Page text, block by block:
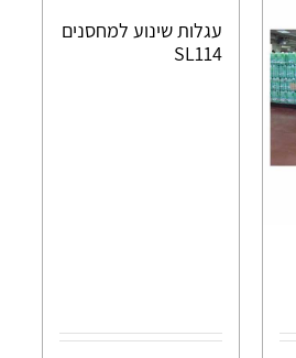
עגלות שינוע למחסנים
SL114